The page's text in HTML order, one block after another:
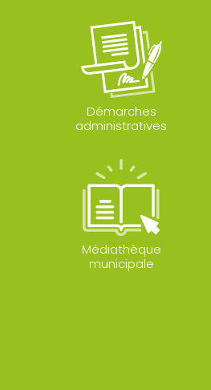
Démarches
administratives
Médiathèque
municipale